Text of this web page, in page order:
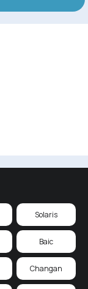
Solaris
Baic
Changan